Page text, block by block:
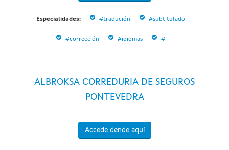
Especialidades: #tradución #subtitulado
#corrección #idiomas #
ALBROKSA CORREDURIA DE SEGUROS
PONTEVEDRA
Accede dende aquí